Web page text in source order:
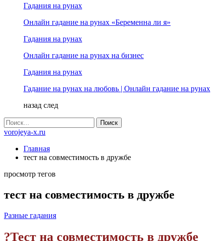
Гадания на рунах
Онлайн гадание на рунах «Беременна ли я»
Гадания на рунах
Онлайн гадание на рунах на бизнес
Гадания на рунах
Гадание на рунах на любовь | Онлайн гадание на рунах
назад след
vorojeya-x.ru
Главная
тест на совместимость в дружбе
просмотр тегов
тест на совместимость в дружбе
Разные гадания
?Тест на совместимость в дружбе